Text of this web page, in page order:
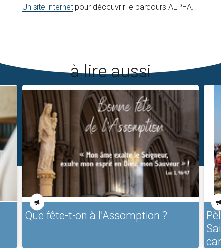
Un site internetpour découvrir le parcours ALPHA.
à lire aussi
Que fête-t-on à l’Assomption ?